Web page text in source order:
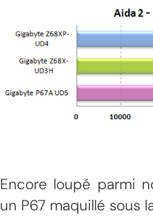
Encore loupé parmi
un P67 maquillé sous